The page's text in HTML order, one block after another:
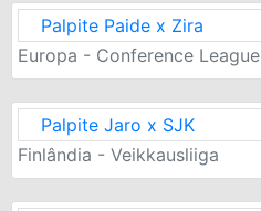
Palpite Paide x Zira
Europa - Conference League
Palpite Jaro x SJK
Finlândia - Veikkausliiga